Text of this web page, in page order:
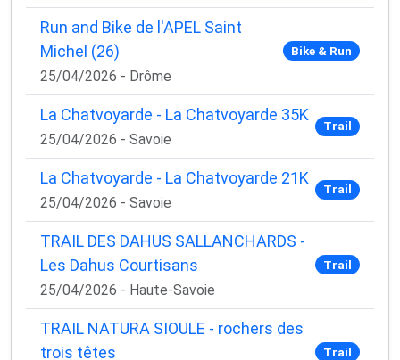
Run and Bike de l'APEL Saint
Michel (26)
25/04/2026 - Drôme
Bike & Run
La Chatvoyarde - La Chatvoyarde 35K
25/04/2026 - Savoie
Trail
La Chatvoyarde - La Chatvoyarde 21K
25/04/2026 - Savoie
Trail
TRAIL DES DAHUS SALLANCHARDS -
Les Dahus Courtisans
25/04/2026 - Haute-Savoie
Trail
TRAIL NATURA SIOULE - rochers des
trois têtes
Trail